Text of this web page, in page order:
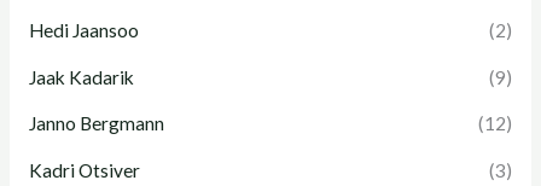
Hedi Jaansoo (2)
Jaak Kadarik (9)
Janno Bergmann (12)
Kadri Otsiver (3)